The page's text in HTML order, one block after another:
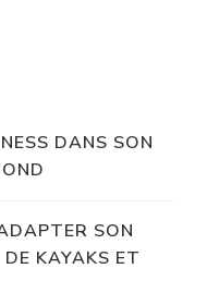
DANS SON
SON
KAYAKS ET